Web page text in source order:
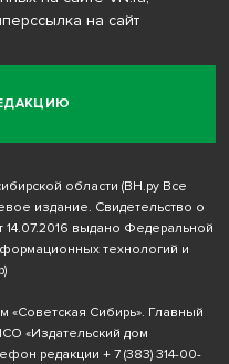
на сайт
области (ВН.ру Все
издание. Свидетельство о
выдано Федеральной
технологий и
«Советская Сибирь». Главный
«Издательский дом
редакции + 7 (383) 314-00-